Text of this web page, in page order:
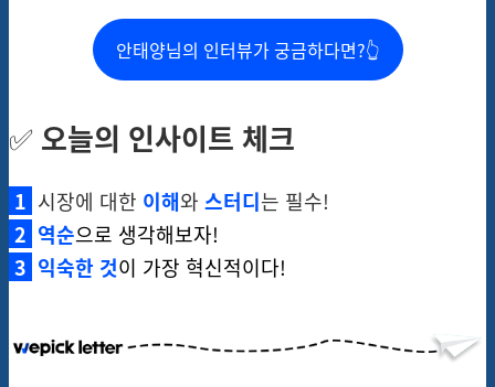
안태양님의 인터뷰가 궁금하다면?👆
✅ 오늘의 인사이트 체크
1 시장에 대한 이해와 스터디는 필수!
2 역순으로 생각해보자!
3 익숙한 것이 가장 혁신적이다!